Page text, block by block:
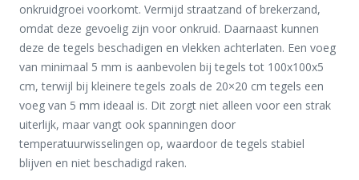
onkruidgroei voorkomt. Vermijd straatzand of brekerzand,
omdat deze gevoelig zijn voor onkruid. Daarnaast kunnen
deze de tegels beschadigen en vlekken achterlaten. Een voeg
van minimaal 5 mm is aanbevolen bij tegels tot 100x100x5
cm, terwijl bij kleinere tegels zoals de 20×20 cm tegels een
voeg van 5 mm ideaal is. Dit zorgt niet alleen voor een strak
uiterlijk, maar vangt ook spanningen door
temperatuurwisselingen op, waardoor de tegels stabiel
blijven en niet beschadigd raken.